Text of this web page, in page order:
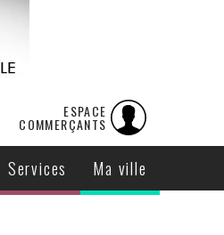
ESPACE
COMMERÇANTS
Services Ma ville